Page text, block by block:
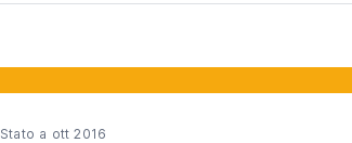
Stato a ott 2016